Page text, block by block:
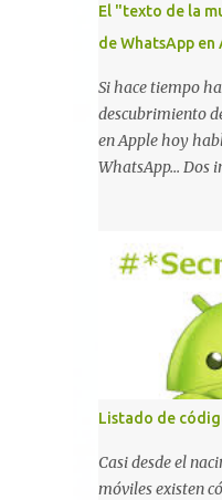
El "texto de la
de WhatsApp en
Si hace tiempo
descubrimiento
en Apple hoy
WhatsApp... Dos
que la aplicación
intentar leer un
caracteres
tamaño. La
y funciona
las versiones de
incluyendo la
todavía no se ha
no parece ser
provocar que se
Listado de
Casi desde el
móviles existen